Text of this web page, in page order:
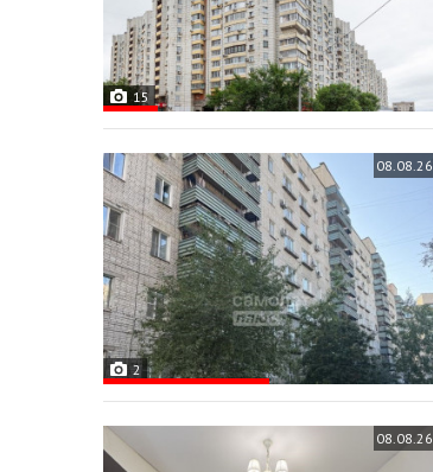
15
08.08.26
2
08.08.26